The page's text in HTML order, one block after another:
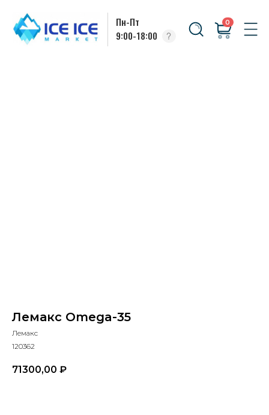
9:00-18:00
Лемакс Omega-35
Лемакс
120362
71300,00 ₽